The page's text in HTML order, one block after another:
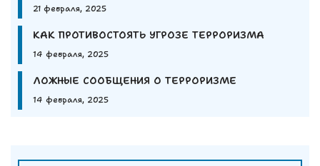
21 февраля, 2025
КАК ПРОТИВОСТОЯТЬ УГРОЗЕ ТЕРРОРИЗМА
14 февраля, 2025
ЛОЖНЫЕ СООБЩЕНИЯ О ТЕРРОРИЗМЕ
14 февраля, 2025